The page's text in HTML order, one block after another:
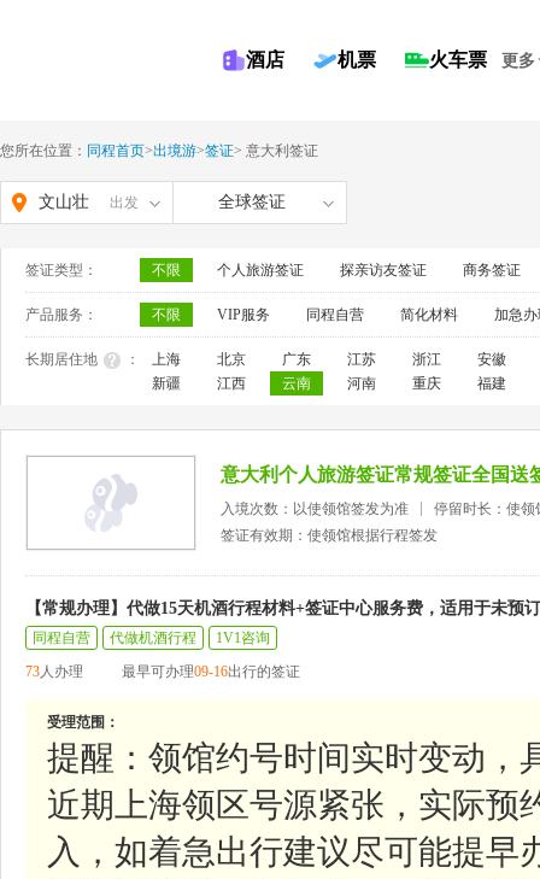
酒店 机票 火车票 更多
您所在位置： 同程首页>出境游>签证> 意大利签证
文山壮 出发 全球签证
签证类型： 不限 个人旅游签证 探亲访友签证 商务签证
产品服务： 不限 VIP服务 同程自营 简化材料 加急
长期居住地 ： 上海 北京 广东 江苏 浙江
安徽
新疆
江西 云南 河南 重庆 福建
意大利个人旅游签证常规签证全国送
入境次数：以使领馆签发为准
停留时长：使领
签证有效期：使领馆根据行程签发
【常规办理】代做15天机酒行程材料+签证中心服务费，适用于未预
同程自营 代做机酒行程
1V1咨询
73人办理 最早可办理09-16出行的签证
受理范围：
提醒：领馆约号时间实时变动，
近期上海领区号源紧张，实际预
入，如着急出行建议尽可能提